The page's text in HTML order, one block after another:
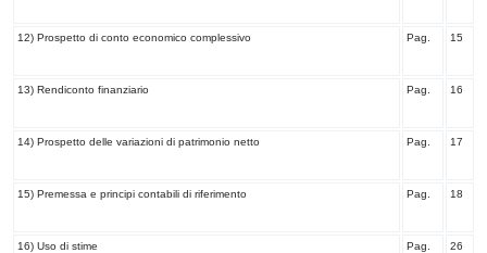
12) Prospetto di conto economico complessivo Pag. 15
13) Rendiconto finanziario Pag. 16
14) Prospetto delle variazioni di patrimonio netto Pag. 17
15) Premessa e principi contabili di riferimento Pag. 18
16) Uso di stime Pag. 26